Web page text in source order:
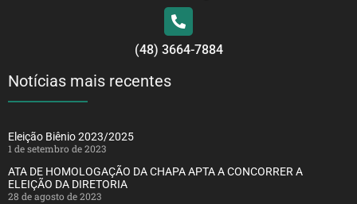
(48) 3664-7884
Notícias mais recentes
Eleição Biênio 2023/2025
1 de setembro de 2023
ATA DE HOMOLOGAÇÃO DA CHAPA APTA A CONCORRER A
ELEIÇÃO DA DIRETORIA
28 de agosto de 2023